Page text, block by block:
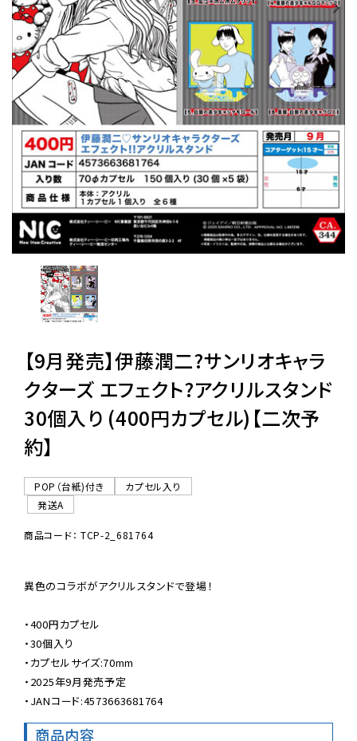
レンタル
景品・玩具・文具
販促用カプセルトイ
よくあるご質問
ご利用ガイド
06-6282-7659
【9月発売】伊藤潤二?サンリオキャラ
クターズ エフェクト?アクリルスタンド
30個入り (400円カプセル)【二次予
約】
POP（台紙)付き
カプセル入り
発送A
商品コード： TCP-2_681764
異色のコラボがアクリルスタンドで登場！
・400円カプセル
・30個入り
・カプセルサイズ:70mm
・2025年9月発売予定
・JANコード:4573663681764
商品内容